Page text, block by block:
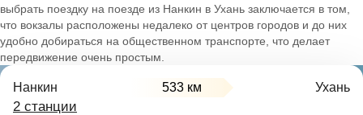
выбрать поездку на поезде из Нанкин в Ухань заключается в том,
что вокзалы расположены недалеко от центров городов и до них
удобно добираться на общественном транспорте, что делает
передвижение очень простым.
Нанкин 533 км Ухань
2 станции